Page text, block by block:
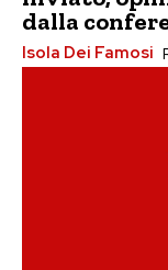
dalla
Isola Dei Famosi